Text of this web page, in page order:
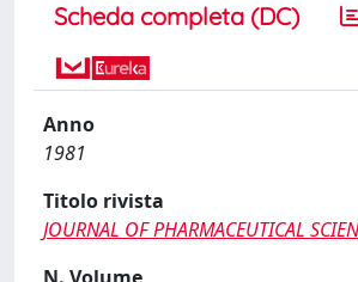
Scheda completa (DC)
Anno
1981
Titolo rivista
JOURNAL OF PHARMACEUTICAL